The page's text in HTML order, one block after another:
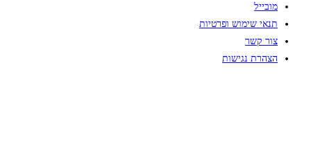
מובייל
תנאי שימוש ופרטיות
צור קשר
הצהרת נגישות